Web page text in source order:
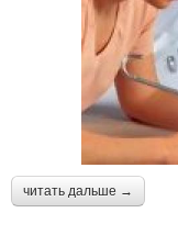
читать дальше →